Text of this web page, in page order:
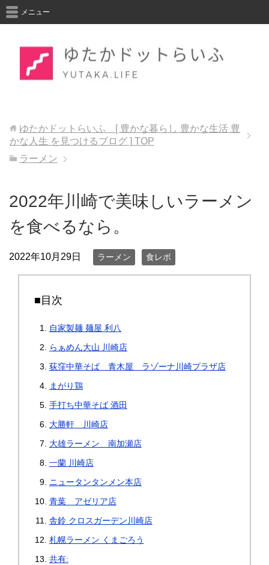
メニュー
ゆたかドットらいふ [ 豊かな暮らし 豊かな生活 豊
かな人生 を見つけるブログ ] TOP
ラーメン
2022年川崎で美味しいラーメン
を食べるなら。
2022年10月29日 ラーメン 食レポ
■目次
自家製麺 麺屋 利八
らぁめん大山 川崎店
荻窪中華そば 青木屋 ラゾーナ川崎プラザ店
まがり鶏
手打ち中華そば 酒田
大勝軒 川崎店
大雄ラーメン 南加瀬店
一蘭 川崎店
ニュータンタンメン本店
青葉 アゼリア店
舎鈴 クロスガーデン川崎店
札幌ラーメン くまごろう
共有: